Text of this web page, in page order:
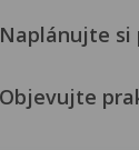
Naplánujte si
Objevujte